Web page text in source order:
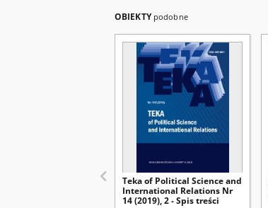
OBIEKTY podobne
Teka of Political Science and
International Relations Nr
14 (2019), 2 - Spis treści